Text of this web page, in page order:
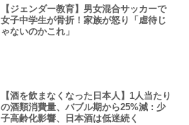
【ジェンダー教育】男女混合サッカーで
女子中学生が骨折！家族が怒り「虐待じ
ゃないのかこれ」
【酒を飲まなくなった日本人】1人当たり
の酒類消費量、バブル期から25%減 : 少
子高齢化影響、日本酒は低迷続く